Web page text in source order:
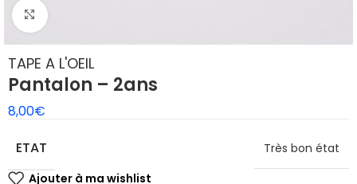
Agrandir
TAPE A L'OEIL
Pantalon – 2ans
8,00€
ETAT
Très bon état